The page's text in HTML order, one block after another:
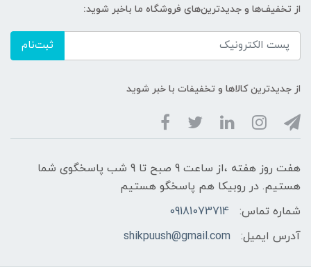
از تخفیف‌ها و جدیدترین‌های فروشگاه ما باخبر شوید:
ثبت‌نام
از جدیدترین کالاها و تخفیفات با خبر شوید
هفت روز هفته ،از ساعت 9 صبح تا 9 شب پاسخگوی شما
هستیم. در روبیکا هم پاسخگو هستیم
شماره تماس:
09181073714
آدرس ایمیل:
shikpuush@gmail.com